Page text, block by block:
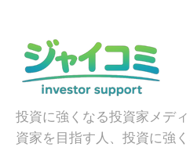
投資に強くなる投資家メデ
資家を目指す人、投資に強